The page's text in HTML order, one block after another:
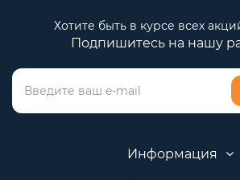
Хотите быть в курсе всех
Подпишитесь на нашу
Информация